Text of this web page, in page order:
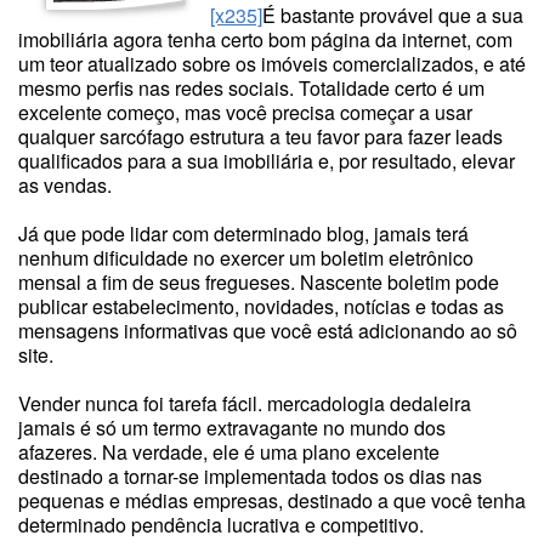
[x235]É bastante provável que a sua
imobiliária agora tenha certo bom página da internet, com
um teor atualizado sobre os imóveis comercializados, e até
mesmo perfis nas redes sociais. Totalidade certo é um
excelente começo, mas você precisa começar a usar
qualquer sarcófago estrutura a teu favor para fazer leads
qualificados para a sua imobiliária e, por resultado, elevar
as vendas.
Já que pode lidar com determinado blog, jamais terá
nenhum dificuldade no exercer um boletim eletrônico
mensal a fim de seus fregueses. Nascente boletim pode
publicar estabelecimento, novidades, notícias e todas as
mensagens informativas que você está adicionando ao sô
site.
Vender nunca foi tarefa fácil. mercadologia dedaleira
jamais é só um termo extravagante no mundo dos
afazeres. Na verdade, ele é uma plano excelente
destinado a tornar-se implementada todos os dias nas
pequenas e médias empresas, destinado a que você tenha
determinado pendência lucrativa e competitivo.